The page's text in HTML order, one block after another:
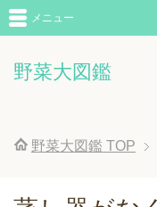
野菜大図鑑
メニュー
野菜大図鑑 TOP